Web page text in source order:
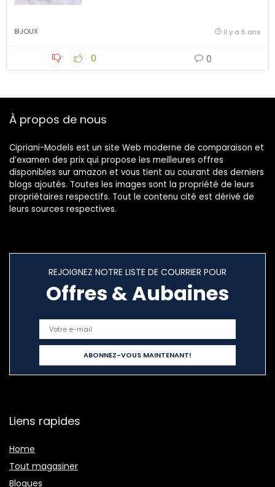
BIJOUX Il y a 5 ans
0 0
À propos de nous
Cipriani-Models est un site Web moderne de comparaison et
d’examen des prix qui propose les meilleures offres
disponibles sur amazon et vous tient au courant des derniers
blogs ajoutés. Toutes les images sont la propriété de leurs
propriétaires respectifs. Tout le contenu cité est dérivé de
leurs sources respectives.
REJOIGNEZ NOTRE LISTE DE COURRIER POUR
Offres & Aubaines
Liens rapides
Home
Tout magasiner
Blogues